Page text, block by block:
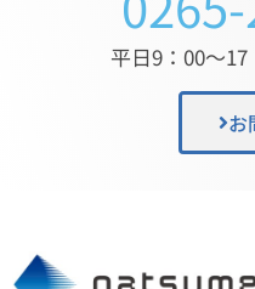
平日9：00〜17
お